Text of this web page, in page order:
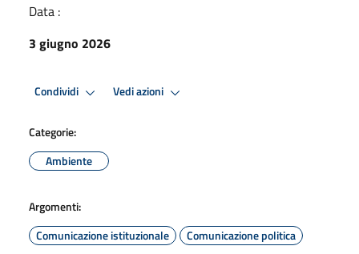
Data :
3 giugno 2026
Condividi Vedi azioni
Categorie:
Ambiente
Argomenti:
Comunicazione istituzionale
Comunicazione politica